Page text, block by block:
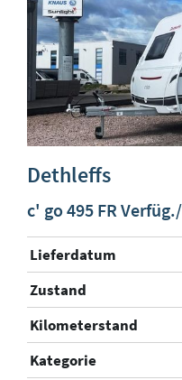
Dethleffs
c' go 495 FR
Lieferdatum
Zustand
Kilometerstand
Kategorie